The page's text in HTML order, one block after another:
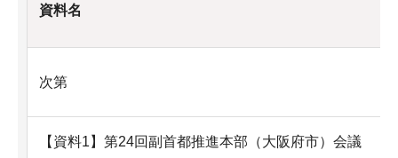
資料名
次第
【資料1】第24回副首都推進本部（大阪府市）会議